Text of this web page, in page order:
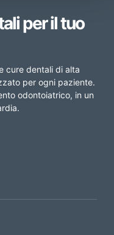
per il tuo
cure dentali di alta
per ogni paziente.
odontoiatrico, in un